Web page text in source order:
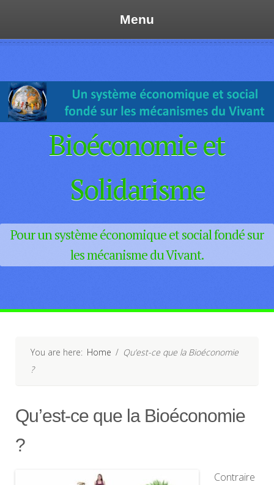
Menu
Skip
Bioéconomie et
Solidarisme
Pour un système économique et social fondé sur
les mécanisme du Vivant.
You are here: Home / Qu’est-ce que la Bioéconomie
?
Qu’est-ce que la Bioéconomie
?
Contraire